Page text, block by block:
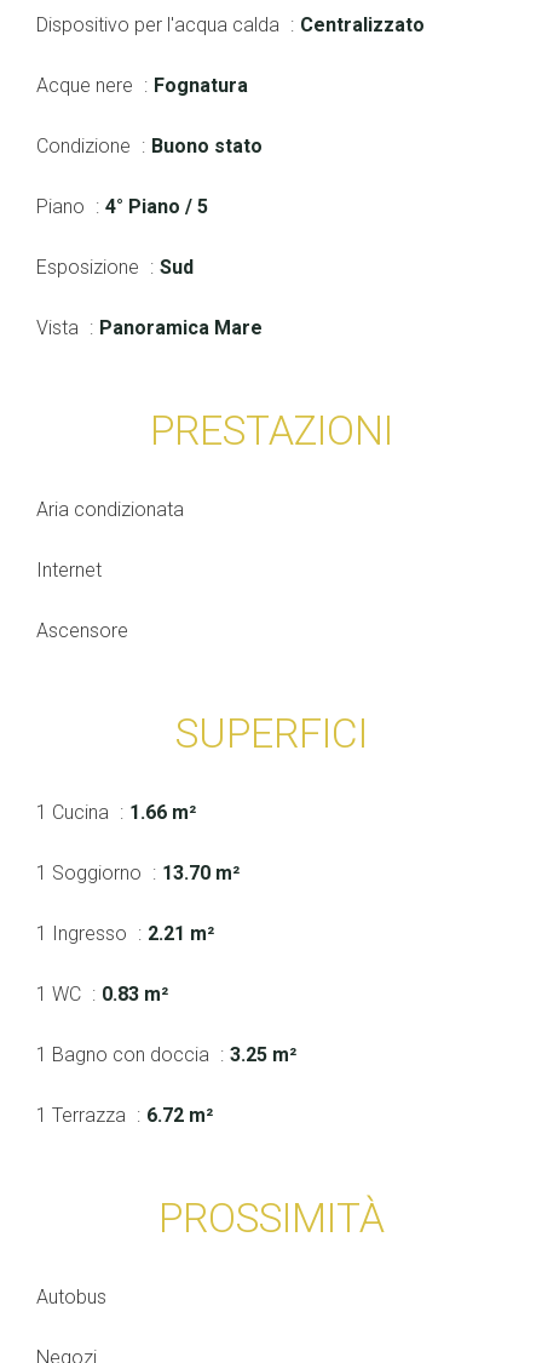
Dispositivo per l'acqua calda Centralizzato
Acque nere Fognatura
Condizione Buono stato
Piano 4° Piano / 5
Esposizione Sud
Vista Panoramica Mare
PRESTAZIONI
Aria condizionata
Internet
Ascensore
SUPERFICI
1 Cucina 1.66 m²
1 Soggiorno 13.70 m²
1 Ingresso 2.21 m²
1 WC 0.83 m²
1 Bagno con doccia 3.25 m²
1 Terrazza 6.72 m²
PROSSIMITÀ
Autobus
Negozi